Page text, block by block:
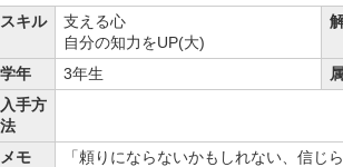
スキル
支える心
自分の知力をUP(大)
学年 3年生
入手方
法
メモ
「頼りにならないかもしれない、信じ